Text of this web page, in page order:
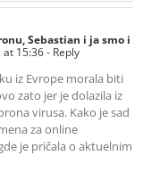
Sebastian i ja smo i
at 15:36- Reply
iz Evrope morala biti
zato jer je dolazila iz
virusa. Kako je sad
za online
je pričala o aktuelnim